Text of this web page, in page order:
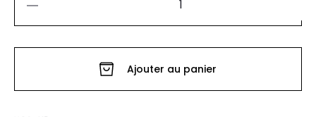
Ajouter au panier